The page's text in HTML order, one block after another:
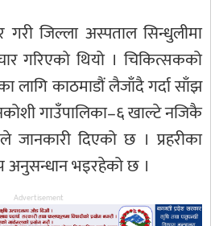
गरी जिल्ला अस्पताल सिन्धुलीमा
गरिएको थियो । चिकित्सकको
लागि काठमाडौं लैजाँदै गर्दा साँझ
गाउँपालिका–६ खाल्टे नजिकै
जानकारी दिएको छ । प्रहरीका
अनुसन्धान भइरहेको छ ।
Advertisement